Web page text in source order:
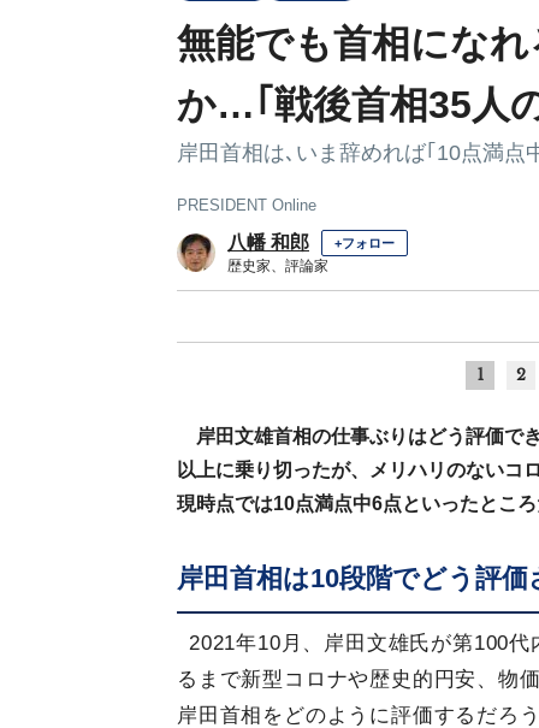
無能でも首相にな
か…｢戦後首相35人
岸田首相は､いま辞めれば｢10点満点
PRESIDENT Online
八幡 和郎 +フォロー
歴史家、評論家
1 2
岸田文雄首相の仕事ぶりはどう評価で
以上に乗り切ったが、メリハリのないコ
現時点では10点満点中6点といったとこ
岸田首相は10段階でどう評価
2021年10月、岸田文雄氏が第100
るまで新型コロナや歴史的円安、物
岸田首相をどのように評価するだろ